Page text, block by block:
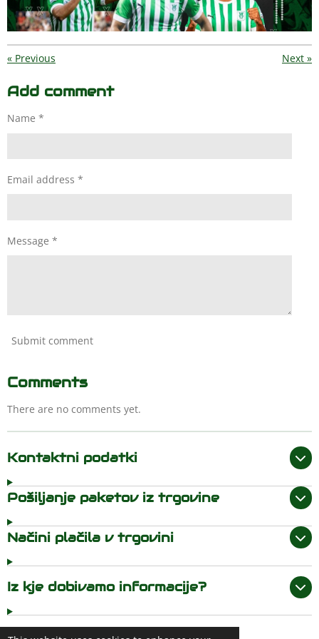
« Previous Next »
Add comment
Name *
Email address *
Message *
Submit comment
Comments
There are no comments yet.
Kontaktni podatki
Pošiljanje paketov iz trgovine
Načini plačila v trgovini
Iz kje dobivamo informacije?
admin : Redstrike